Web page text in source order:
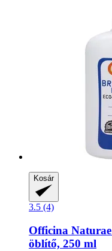
Kosár
3.5 (4)
Officina Naturae
öblítő, 250 ml